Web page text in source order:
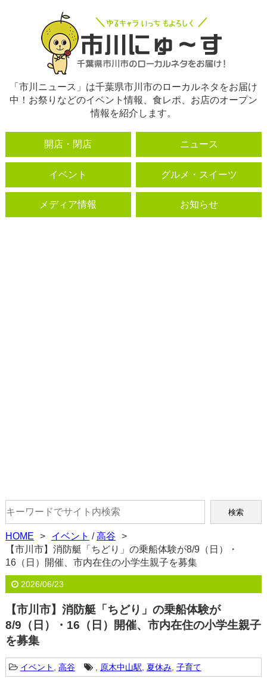
「市川ニュース」は千葉県市川市のローカルネタをお届け
中！お祭りなどのイベント情報、食レポ、お店のオープン
情報を紹介します。
開店・閉店 ニュース
イベント グルメ・スイーツ
メディア情報 お知らせ
HOME イベント /高谷
【市川市】消防艇「ちどり」の乗船体験が8/9（日）・
16（日）開催、市内在住の小学生親子を募集
2026/06/23
【市川市】消防艇「ちどり」の乗船体験が
8/9（日）・16（日）開催、市内在住の小学生親子
を募集
イベント 高谷 , 原木中山駅 夏休み, 子育て